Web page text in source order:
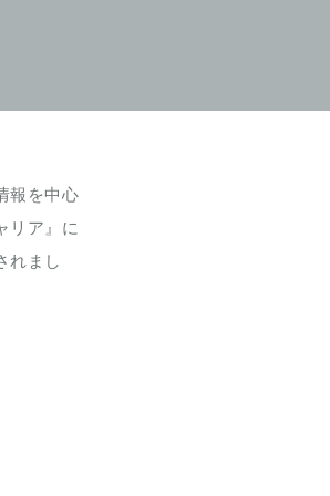
報を中心
リア』に
れまし